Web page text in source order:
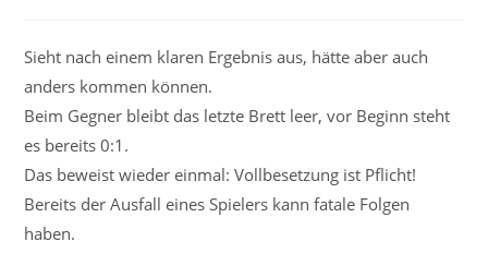
Sieht nach einem klaren Ergebnis aus, hätte aber auch
anders kommen können.
Beim Gegner bleibt das letzte Brett leer, vor Beginn steht
es bereits 0:1.
Das beweist wieder einmal: Vollbesetzung ist Pflicht!
Bereits der Ausfall eines Spielers kann fatale Folgen
haben.